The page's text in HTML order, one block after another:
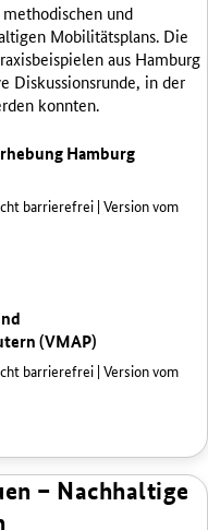
und
Mobilitätsplans. Die
aus Hamburg
Diskussionsrunde, in der
konnten.
Hamburg
barrierefrei | Version vom
(VMAP)
barrierefrei | Version vom
– Nachhaltige